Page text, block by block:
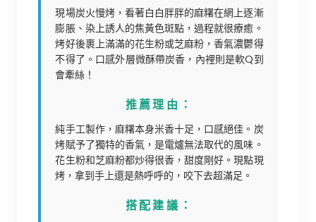
現場炭火慢烤，看著白白胖胖的麻糬在網上逐漸
膨脹、染上誘人的焦黃色斑點，過程就很療癒。
烤好後裹上滿滿的花生粉或芝麻粉，香氣濃鬱得
不得了。口感外層微酥帶炭香，內裡則是軟Q到
會牽絲！
推薦理由：
純手工製作，麻糬本身米香十足，口感絕佳。炭
烤賦予了獨特的香氣，是電爐無法取代的風味。
花生粉和芝麻粉都炒得很香，甜度剛好。現點現
烤，拿到手上還是熱呼呼的，咬下去超滿足。
搭配建議：